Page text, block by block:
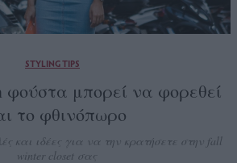
STYLING TIPS
φούστα μπορεί να φορεθεί
το φθινόπωρο
και ιδέες για να την κρατήσετε στην fall
winter closet σας